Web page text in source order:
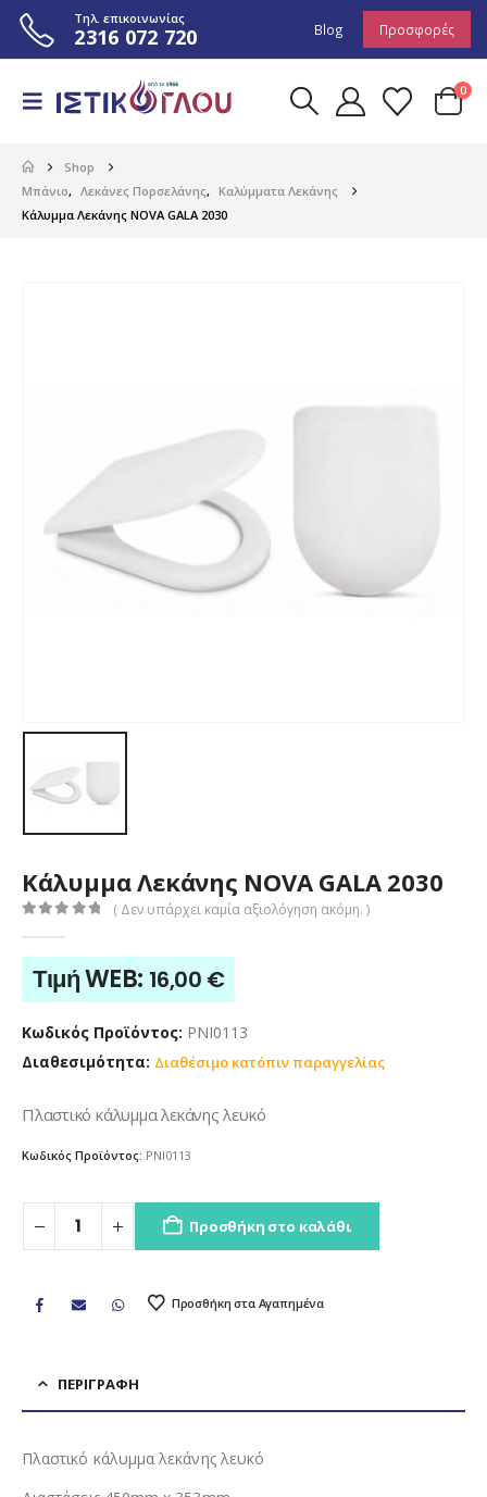
Τηλ. επικοινωνίας
2316 072 720 Blog Προσφορές
0
Shop
Μπάνιο, Λεκάνες Πορσελάνης, Καλύμματα Λεκάνης
Κάλυμμα Λεκάνης NOVA GALA 2030
Κάλυμμα Λεκάνης NOVA GALA 2030
( Δεν υπάρχει καμία αξιολόγηση ακόμη. )
Τιμή WEB: 16,00 €
Κωδικός Προϊόντος: PNI0113
Διαθεσιμότητα: Διαθέσιμο κατόπιν παραγγελίας
Πλαστικό κάλυμμα λεκάνης λευκό
Κωδικός Προϊόντος: PNI0113
Προσθήκη στο καλάθι
Προσθήκη στα Αγαπημένα
ΠΕΡΙΓΡΑΦΉ
Πλαστικό κάλυμμα λεκάνης λευκό